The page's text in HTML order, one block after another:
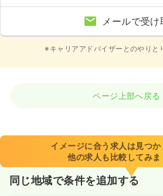
メールで受け
※キャリアアドバイザーとのやりと
ページ上部へ戻る
イメージに合う求人は見つか
他の求人も比較してみま
同じ地域で条件を追加する